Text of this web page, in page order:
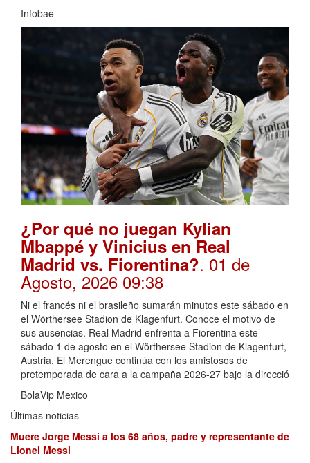
Infobae
¿Por qué no juegan Kylian
Mbappé y Vinicius en Real
Madrid vs. Fiorentina?. 01 de
Agosto, 2026 09:38
Ni el francés ni el brasileño sumarán minutos este sábado en
el Wörthersee Stadion de Klagenfurt. Conoce el motivo de
sus ausencias. Real Madrid enfrenta a Fiorentina este
sábado 1 de agosto en el Wörthersee Stadion de Klagenfurt,
Austria. El Merengue continúa con los amistosos de
pretemporada de cara a la campaña 2026-27 bajo la direcció
BolaVip Mexico
Últimas noticias
Muere Jorge Messi a los 68 años, padre y representante de
Lionel Messi